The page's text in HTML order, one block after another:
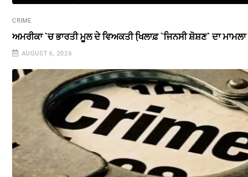
CRIME
ਅਮਰੀਕਾ `ਚ ਭਾਰਤੀ ਮੂਲ ਦੇ ਵਿਅਕਤੀ ਖਿ਼ਲਾਫ਼ `ਜਿਨਸੀ ਸ਼ੋਸ਼ਣ` ਦਾ
AUGUST 6, 2026